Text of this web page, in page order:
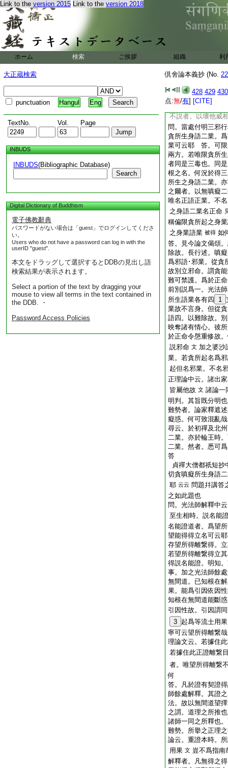
Link to the version 2015 Link to the version 2018
ホーム 検索 ご挨拶 組織 利
大正蔵検索
punctuation Hangul Eng
TextNo. Vol. Page
INBUDS
INBUDS(Bibliographic Database)
Search
Digital Dictionary of Buddhism
電子佛教辭典
パスワードがない場合は「guest」でログインしてくださ
い。
Users who do not have a password can log in with the
userID "guest".
本文をドラッグして選択するとDDBの見出し語
検索結果が表示されます。
Select a portion of the text by dragging your
mouse to view all terms in the text contained in
the DDB. ・
Password Access Policies
倶舍論本義抄 (No.
428 429 430
点:無/有] [CITE]
失哉。於善趣令他
趣亦令我命根長遠
受樂受之善趣命根
又尋云。受苦壞威
二果。感異熟･等流
答。彼二業如次各
法師釋此事云。據
説者。以斷他命業
故偏説之 文 又云。
不説者。以壞他威
問。當處付明三邪
貪所生身語二業。
業可云耶 答。可限
兩方。若唯限貪所
者同是三毒也。同
根之名。何況於得
所生之身語二業。
之爾者。以無嗔癡
唯名正語正業。不
之身語二業名正命
稱偏限貪所起之身
之身業語業 被得 如
答。見今論文偈頌
除故。長行述。嗔
爲邪語･邪業。從貪
故別立邪命。謂貪
難可禁護。爲於正
前別説爲一。光法
所生語業各有四
1
業故不言身。但從
語四。以難除故。
映奪諸有情心。彼
於正命令慇重修故
説邪命 文 加之婆沙
業。若貪所起名爲
起但名邪業。不名
正理論中云。諸出
皆屬他故 文 諸論一
明判。其旨既分明
難勢者。論家釋遮
癡惑。何可致混亂哉
尋云。於初禪及北
二業。亦於輪王時
二業。然者。悉可
答
貞禪大僧都祇短抄
切貪嗔癡所生身語
耶 云云 問題幷講答
之如此題也
問。光法師解釋中
至生相時。説名能
名能證道者。爲望
望能得得立名可云耶
存望所得離繋得。
若望所得離繋得立
得説名能證。明知
事。加之光法師餘
無間道。已知根在
果。能爲引因依因
知根在無間道能斷
引因性故。引因謂
3 起爲等流士用果
寧可云望所得離繋
理論文云。若據住
若據住此正證離繋
者。唯望所得離繋
何
答。凡於證有契證
師餘處解釋。其證
法。故以無間道望
之謂。道理之所推
諸師一同之所釋也
難勢。所擧之正理
論云。重證本時。
用果 文 豈不爲指南
解釋者。凡無得之